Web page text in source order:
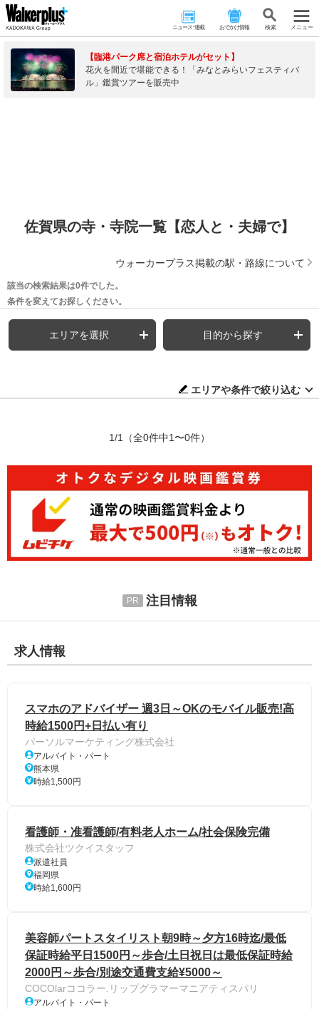
ニュース･連載 おでかけ情報 検 索 メニュー
【臨港パーク席と宿泊ホテルがセット】
花火を間近で堪能できる！「みなとみらいフェスティバ
ル」鑑賞ツアーを販売中
佐賀県の寺・寺院一覧【恋人と・夫婦で】
ウォーカープラス掲載の駅・路線について
該当の検索結果は0件でした。
条件を変えてお探しください。
エリアを選択 目的から探す
エリアや条件で絞り込む
1/1 （全0件中1〜0件）
注目情報
求人情報
スマホのアドバイザー 週3日～OKのモバイル販売!高
時給1500円+日払い有り
パーソルマーケティング株式会社
アルバイト・パート
熊本県
時給1,500円
看護師・准看護師/有料老人ホーム/社会保険完備
株式会社ツクイスタッフ
派遣社員
福岡県
時給1,600円
美容師パートスタイリスト朝9時～夕方16時迄/最低
保証時給平日1500円～歩合/土日祝日は最低保証時給
2000円～歩合/別途交通費支給¥5000～
COCOlarココラー.リップグラマーマニアティスパリ
アルバイト・パート